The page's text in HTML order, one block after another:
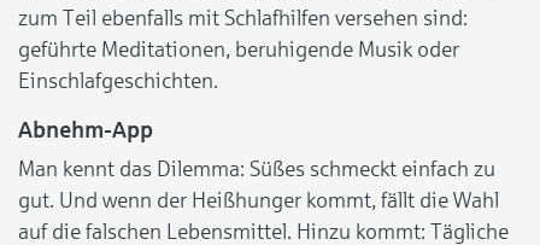
zum Teil ebenfalls mit Schlafhilfen versehen sind:
geführte Meditationen, beruhigende Musik oder
Einschlafgeschichten.
Abnehm-App
Man kennt das Dilemma: Süßes schmeckt einfach zu
gut. Und wenn der Heißhunger kommt, fällt die Wahl
auf die falschen Lebensmittel. Hinzu kommt: Tägliche